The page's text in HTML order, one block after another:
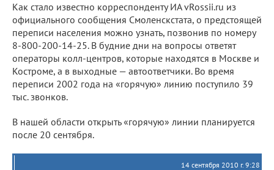
Как стало известно корреспонденту ИА vRossii.ru из
официального сообщения Смоленскстата, о предстоящей
переписи населения можно узнать, позвонив по номеру
8-800-200-14-25. В будние дни на вопросы ответят
операторы колл-центров, которые находятся в Москве и
Костроме, а в выходные — автоответчики. Во время
переписи 2002 года на «горячую» линию поступило 39
тыс. звонков.
В нашей области открыть «горячую» линии планируется
после 20 сентября.
14 сентября 2010 г. 9:28